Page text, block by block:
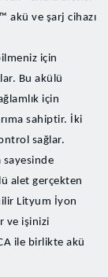
akü ve şarj cihazı
için
Bu akülü
için
sahiptir. İki
sağlar.
sayesinde
alet gerçekten
Lityum İyon
ve işinizi
ile birlikte akü